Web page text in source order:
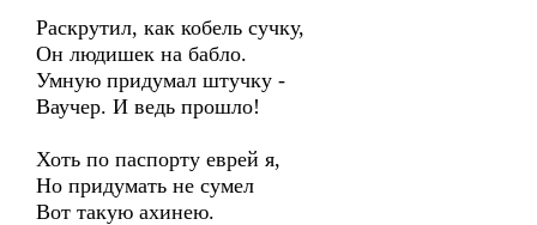
Раскрутил, как кобель сучку,
Он людишек на бабло.
Умную придумал штучку -
Ваучер. И ведь прошло!
Хоть по паспорту еврей я,
Но придумать не сумел
Вот такую ахинею.